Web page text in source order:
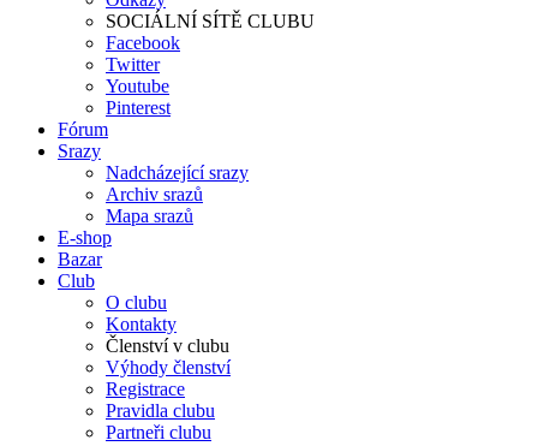
SOCIÁLNÍ SÍTĚ CLUBU
Facebook
Twitter
Youtube
Pinterest
Fórum
Srazy
Nadcházející srazy
Archiv srazů
Mapa srazů
E-shop
Bazar
Club
O clubu
Kontakty
Členství v clubu
Výhody členství
Registrace
Pravidla clubu
Partneři clubu